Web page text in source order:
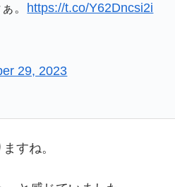
。 https://t.co/Y62Dncsi2i
29, 2023
すね。